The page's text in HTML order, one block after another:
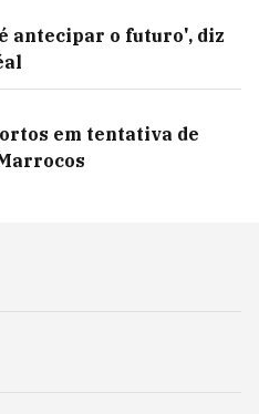
antecipar o futuro', diz
em tentativa de